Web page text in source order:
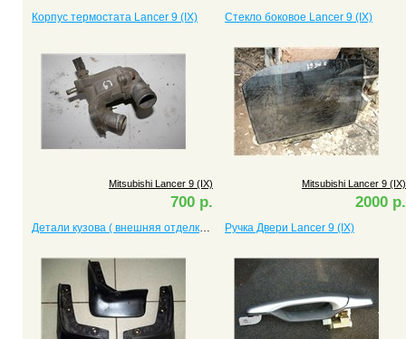
Корпус термостата Lancer 9 (IX)
Mitsubishi Lancer 9 (IX)
700 р.
Стекло боковое Lancer 9 (IX)
Mitsubishi Lancer 9 (IX)
2000 р.
Детали кузова ( внешняя отделка) Lancer 9 (IX) Ручка Двери Lancer 9 (IX)